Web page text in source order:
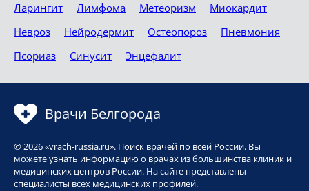
Ларингит
Лимфома Метеоризм
Миокардит
Невроз
Нейродермит Остеопороз
Пневмония
Псориаз
Синусит Энцефалит
Врачи Белгорода
© 2026 «vrach-russia.ru». Поиск врачей по всей России. Вы
можете узнать информацию о врачах из большинства клиник и
медицинских центров России. На сайте представлены
специалисты всех медицинских профилей.